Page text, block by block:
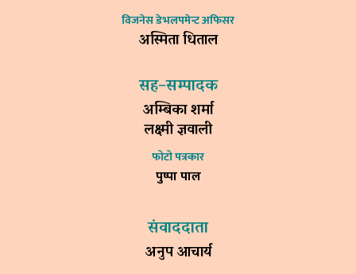
विजनेस डेभलपमेन्ट अफिसर
अस्मिता धिताल
सह–सम्पादक
अम्बिका शर्मा
लक्ष्मी ज्ञवाली
फोटो पत्रकार
पुष्पा पाल
संवाददाता
अनुप आचार्य